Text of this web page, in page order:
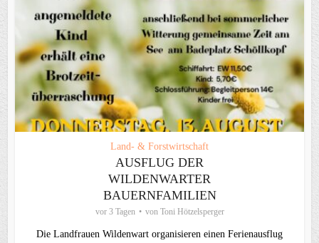
Land- & Forstwirtschaft
AUSFLUG DER
WILDENWARTER
BAUERNFAMILIEN
vor 3 Tagen von Toni Hötzelsperger
Die Landfrauen Wildenwart organisieren einen Ferienausflug